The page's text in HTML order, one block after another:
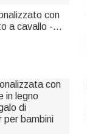
con
a cavallo -